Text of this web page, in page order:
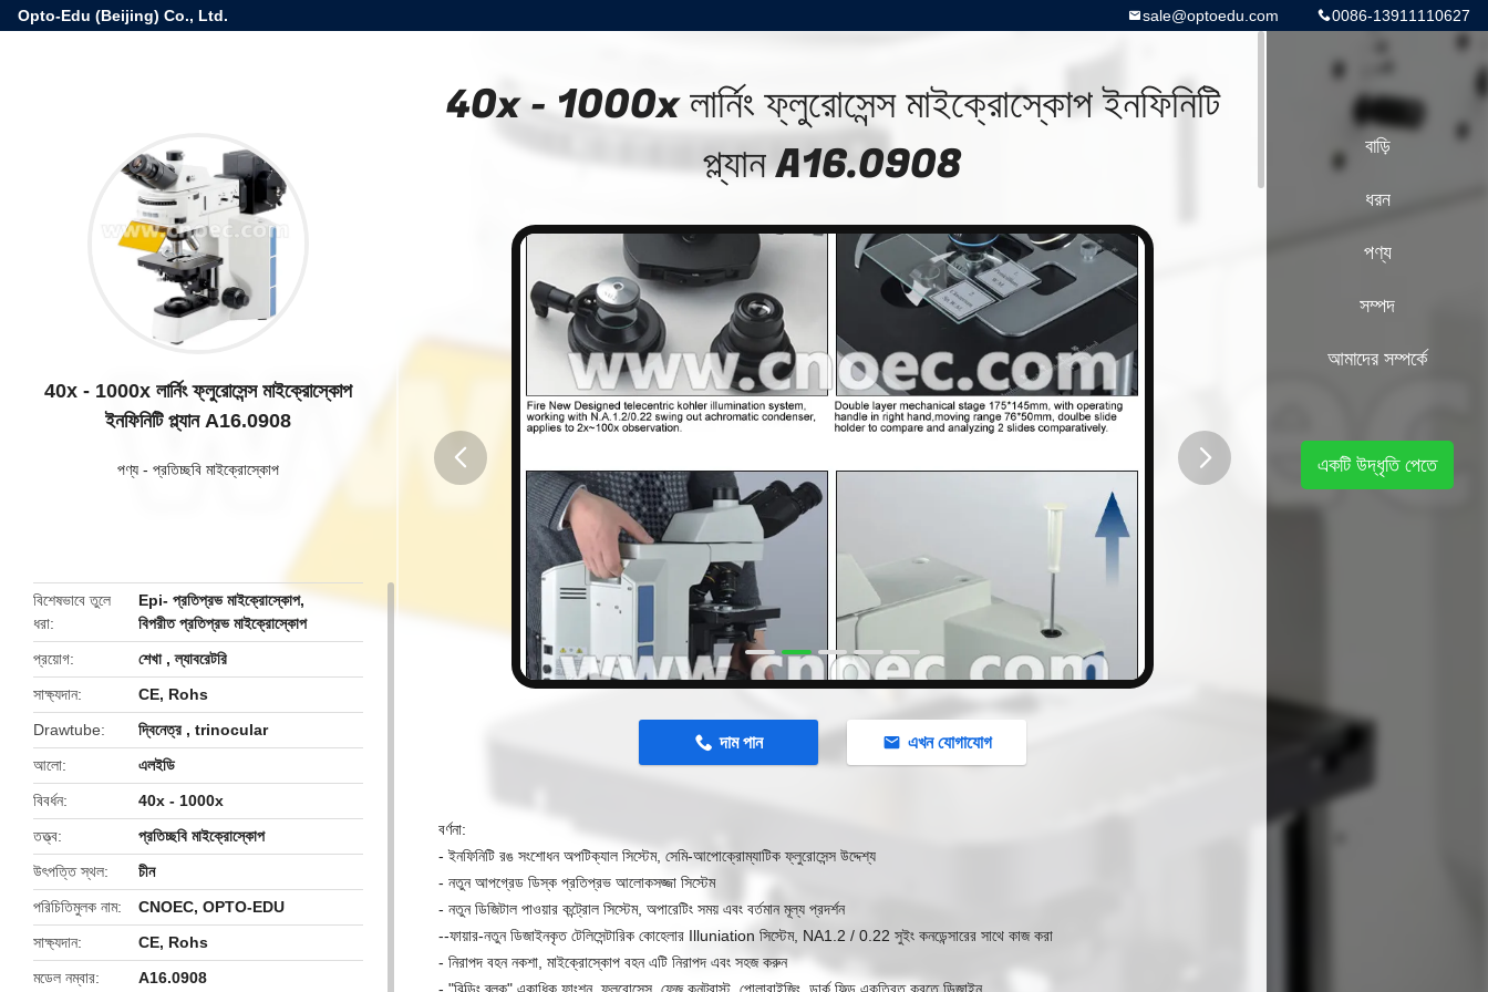
Opto-Edu (Beijing) Co., Ltd. 0086-13911110627
sale@optoedu.com
40x - 1000x লার্নিং ফ্লুরোসেন্স মাইক্রোস্কোপ
ইনফিনিটি প্ল্যান A16.0908
পণ্য - প্রতিচ্ছবি মাইক্রোস্কোপ
বিশেষভাবে তুলে
ধরা
Epi- প্রতিপ্রভ মাইক্রোস্কোপ,
বিপরীত প্রতিপ্রভ মাইক্রোস্কোপ
প্রয়োগ
শেখা , ল্যাবরেটরি
সাক্ষ্যদান
CE, Rohs
Drawtube
দ্বিনেত্র , trinocular
আলো
এলইডি
বিবর্ধন
40x - 1000x
তত্ত্ব
প্রতিচ্ছবি মাইক্রোস্কোপ
উৎপত্তি স্থল
চীন
পরিচিতিমুলক নাম
CNOEC, OPTO-EDU
সাক্ষ্যদান
CE, Rohs
মডেল নম্বার
A16.0908
40x - 1000x লার্নিং ফ্লুরোসেন্স মাইক্রোস্কোপ ইনফিনিটি
প্ল্যান A16.0908
দাম পান এখন যোগাযোগ
বর্ণনা:
- ইনফিনিটি রঙ সংশোধন অপটিক্যাল সিস্টেম, সেমি-আপোক্রোম্যাটিক ফ্লুরোসেন্স উদ্দেশ্য
- নতুন আপগ্রেড ডিস্ক প্রতিপ্রভ আলোকসজ্জা সিস্টেম
- নতুন ডিজিটাল পাওয়ার কন্ট্রোল সিস্টেম, অপারেটিং সময় এবং বর্তমান মূল্য প্রদর্শন
--ফায়ার-নতুন ডিজাইনকৃত টেলিসেন্টারিক কোহেলার Illuniation সিস্টেম, NA1.2 / 0.22 সুইং কনডেন্সারের সাথে কাজ করা
- নিরাপদ বহন নকশা, মাইক্রোস্কোপ বহন এটি নিরাপদ এবং সহজ করুন
বাড়ি
ধরন
পণ্য
সম্পদ
আমাদের সম্পর্কে
একটি উদ্ধৃতি পেতে